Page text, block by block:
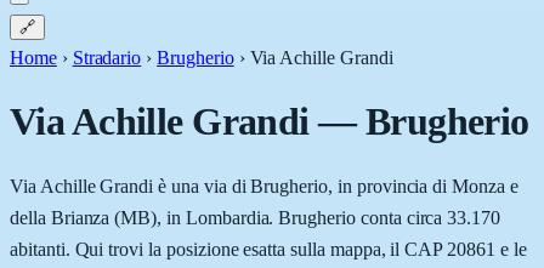
🔗
Home › Stradario › Brugherio › Via Achille Grandi
Via Achille Grandi—Brugherio
Via Achille Grandi è una via di Brugherio, in provincia di Monza e
della Brianza (MB), in Lombardia. Brugherio conta circa 33.170
abitanti. Qui trovi la posizione esatta sulla mappa, il CAP 20861 e le